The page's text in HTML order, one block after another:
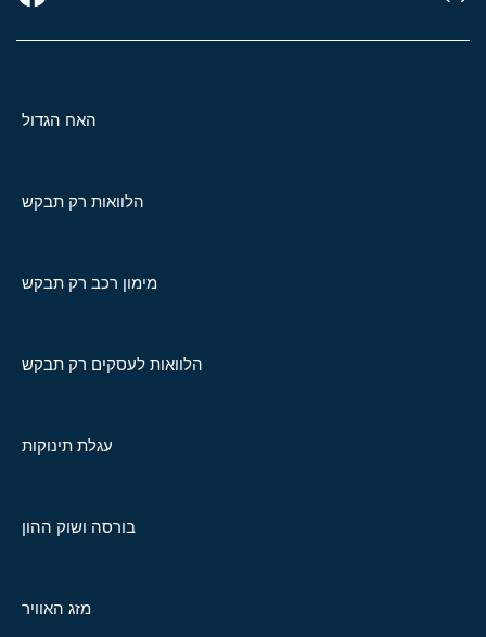
האח הגדול
הלוואות רק תבקש
מימון רכב רק תבקש
הלוואות לעסקים רק תבקש
עגלת תינוקות
בורסה ושוק ההון
מזג האוויר